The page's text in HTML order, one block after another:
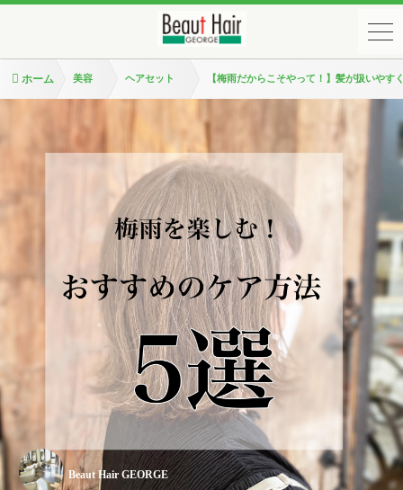
ホーム 美容 ヘアセット 【梅雨だからこそやって！】髪が扱いや
Beaut Hair GEORGE